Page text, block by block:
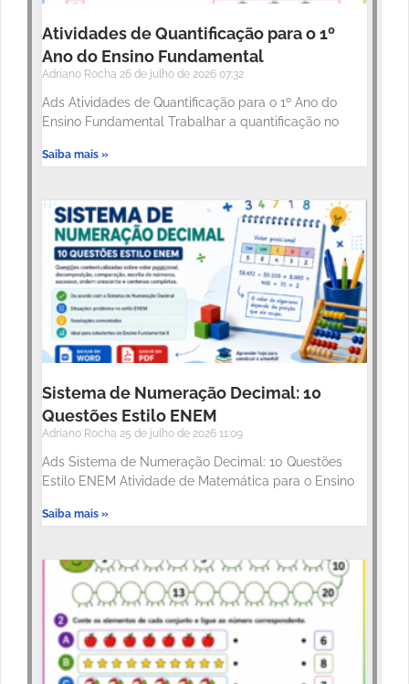
Atividades de Quantificação para o 1º
Ano do Ensino Fundamental
Adriano Rocha 26 de julho de 2026 07:32
Ads Atividades de Quantificação para o 1º Ano do
Ensino Fundamental Trabalhar a quantificação no
Saiba mais »
Sistema de Numeração Decimal: 10
Questões Estilo ENEM
Adriano Rocha 25 de julho de 2026 11:09
Ads Sistema de Numeração Decimal: 10 Questões
Estilo ENEM Atividade de Matemática para o Ensino
Saiba mais »